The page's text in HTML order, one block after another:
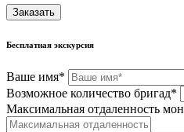
Заказать
Бесплатная экскурсия
Ваше имя*
Возможное количество бригад*
Максимальная отдаленность